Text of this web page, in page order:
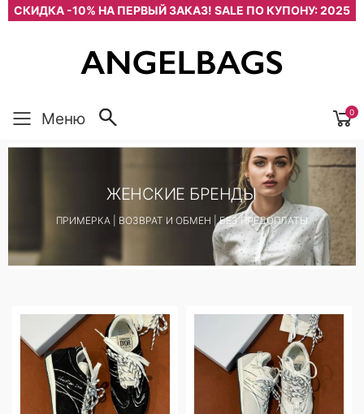
СКИДКА -10% НА ПЕРВЫЙ ЗАКАЗ! SALE ПО КУПОНУ: 2025
Меню 0
ЖЕНСКИЕ БРЕНДЫ
ПРИМЕРКА | ВОЗВРАТ И ОБМЕН | БЕЗ ПРЕДОПЛАТЫ